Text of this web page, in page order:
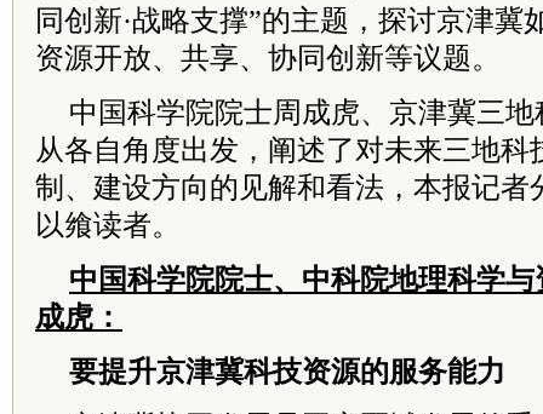
同创新·战略支撑”的主题，探讨京津冀
资源开放、共享、协同创新等议题。
中国科学院院士周成虎、京津冀三
从各自角度出发，阐述了对未来三地科
制、建设方向的见解和看法，本报记者
以飨读者。
中国科学院院士、中科院地理科学
成虎：
要提升京津冀科技资源的服务能力